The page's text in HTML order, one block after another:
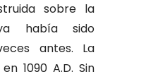
sobre la
había sido
antes. La
1090 A.D. Sin